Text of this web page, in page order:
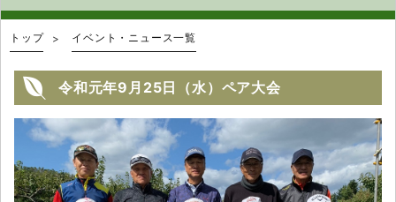
トップ イベント・ニュース一覧
令和元年9月25日（水）ペア大会